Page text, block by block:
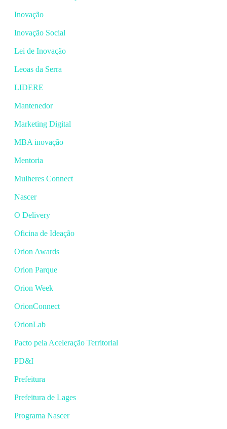
Inovação
Inovação Social
Lei de Inovação
Leoas da Serra
LIDERE
Mantenedor
Marketing Digital
MBA inovação
Mentoria
Mulheres Connect
Nascer
O Delivery
Oficina de Ideação
Orion Awards
Orion Parque
Orion Week
OrionConnect
OrionLab
Pacto pela Aceleração Territorial
PD&I
Prefeitura
Prefeitura de Lages
Programa Nascer